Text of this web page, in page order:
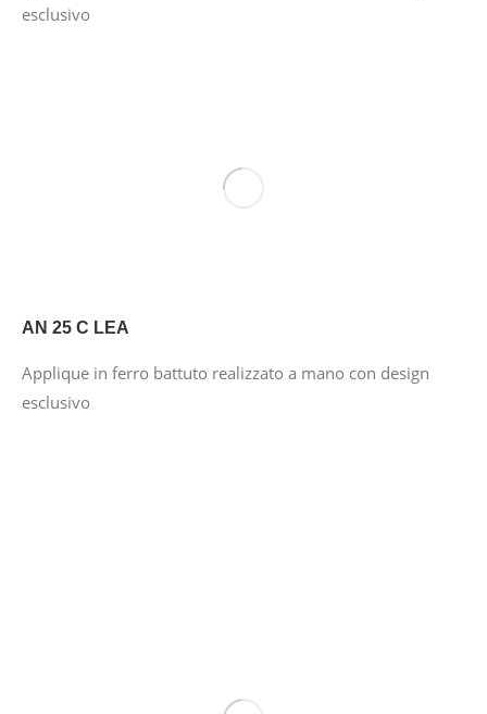
esclusivo
AN 25 C LEA
Applique in ferro battuto realizzato a mano con design
esclusivo